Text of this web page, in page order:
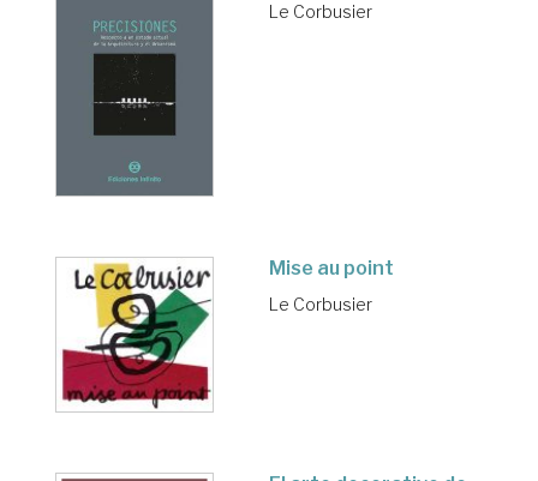
Le Corbusier
Mise au point
Le Corbusier